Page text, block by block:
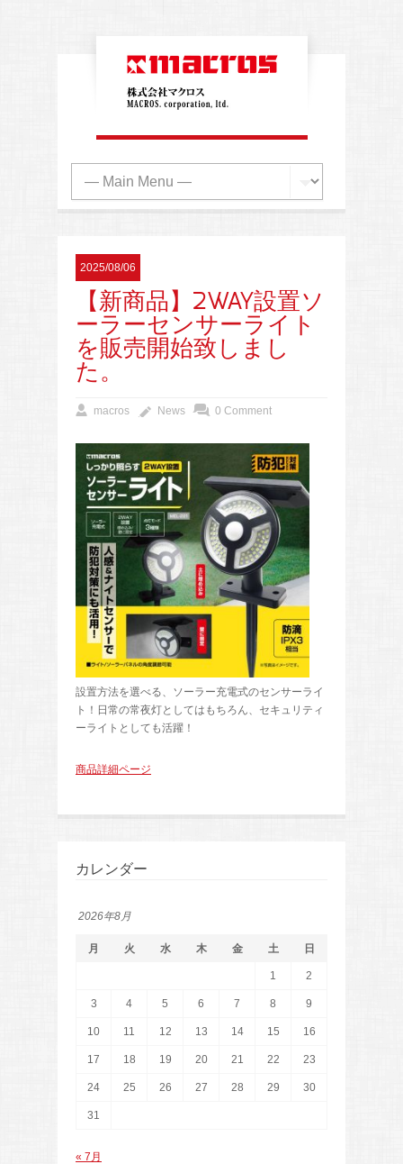
2025/08/06
【新商品】2WAY設置ソ
ーラーセンサーライト
を販売開始致しまし
た。
macros News 0 Comment
設置方法を選べる、ソーラー充電式のセンサーライ
ト！日常の常夜灯としてはもちろん、セキュリティ
ーライトとしても活躍！
商品詳細ページ
カレンダー
2026年8月
月 火 水 木 金 土 日
1 2
3 4 5 6 7 8 9
10 11 12 13 14 15 16
17 18 19 20 21 22 23
24 25 26 27 28 29 30
31
« 7月